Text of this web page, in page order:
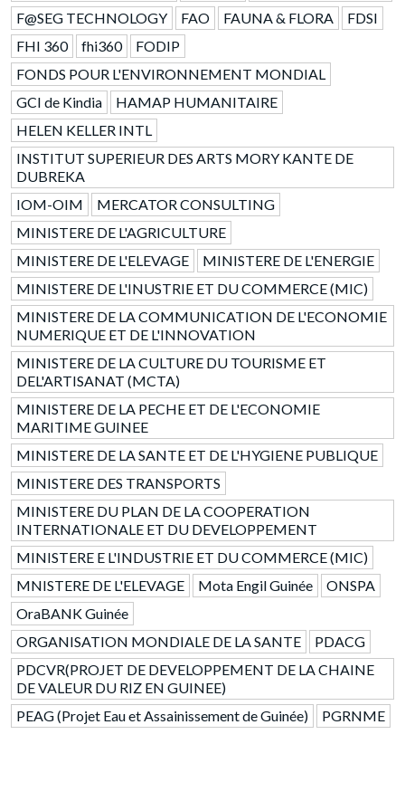
F@SEG TECHNOLOGY FAO FAUNA & FLORA
FDSI
FHI 360
fhi360
FODIP
FONDS POUR L'ENVIRONNEMENT MONDIAL
GCI de Kindia
HAMAP HUMANITAIRE
HELEN KELLER INTL
INSTITUT SUPERIEUR DES ARTS MORY KANTE DE
DUBREKA
IOM-OIM
MERCATOR CONSULTING
MINISTERE DE L'AGRICULTURE
MINISTERE DE L'ELEVAGE
MINISTERE DE L'ENERGIE
MINISTERE DE L'INUSTRIE ET DU COMMERCE (MIC)
MINISTERE DE LA COMMUNICATION DE L'ECONOMIE
NUMERIQUE ET DE L'INNOVATION
MINISTERE DE LA CULTURE DU TOURISME ET
DEL'ARTISANAT (MCTA)
MINISTERE DE LA PECHE ET DE L'ECONOMIE
MARITIME GUINEE
MINISTERE DE LA SANTE ET DE L'HYGIENE PUBLIQUE
MINISTERE DES TRANSPORTS
MINISTERE DU PLAN DE LA COOPERATION
INTERNATIONALE ET DU DEVELOPPEMENT
MINISTERE E L'INDUSTRIE ET DU COMMERCE (MIC)
MNISTERE DE L'ELEVAGE
Mota Engil Guinée
ONSPA
OraBANK Guinée
ORGANISATION MONDIALE DE LA SANTE
PDACG
PDCVR(PROJET DE DEVELOPPEMENT DE LA CHAINE
DE VALEUR DU RIZ EN GUINEE)
PEAG (Projet Eau et Assainissement de Guinée)
PGRNME